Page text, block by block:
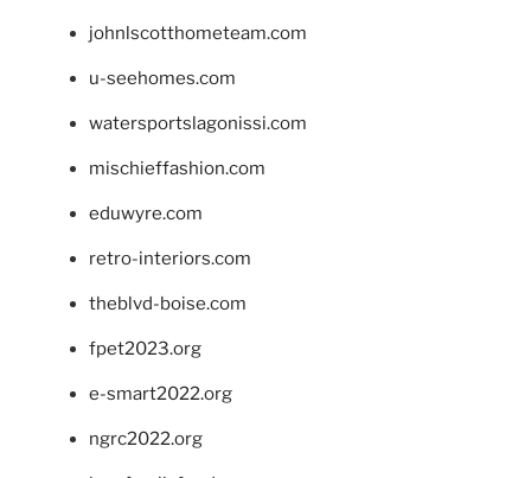
johnlscotthometeam.com
u-seehomes.com
watersportslagonissi.com
mischieffashion.com
eduwyre.com
retro-interiors.com
theblvd-boise.com
fpet2023.org
e-smart2022.org
ngrc2022.org